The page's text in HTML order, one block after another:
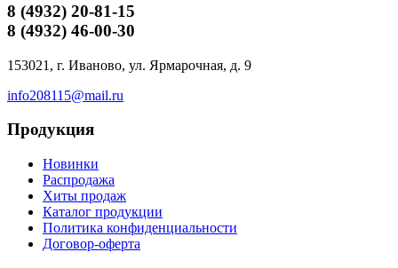
8 (4932) 20-81-15
8 (4932) 46-00-30
153021, г. Иваново, ул. Ярмарочная, д. 9
info208115@mail.ru
Продукция
Новинки
Распродажа
Хиты продаж
Каталог продукции
Политика конфиденциальности
Договор-оферта